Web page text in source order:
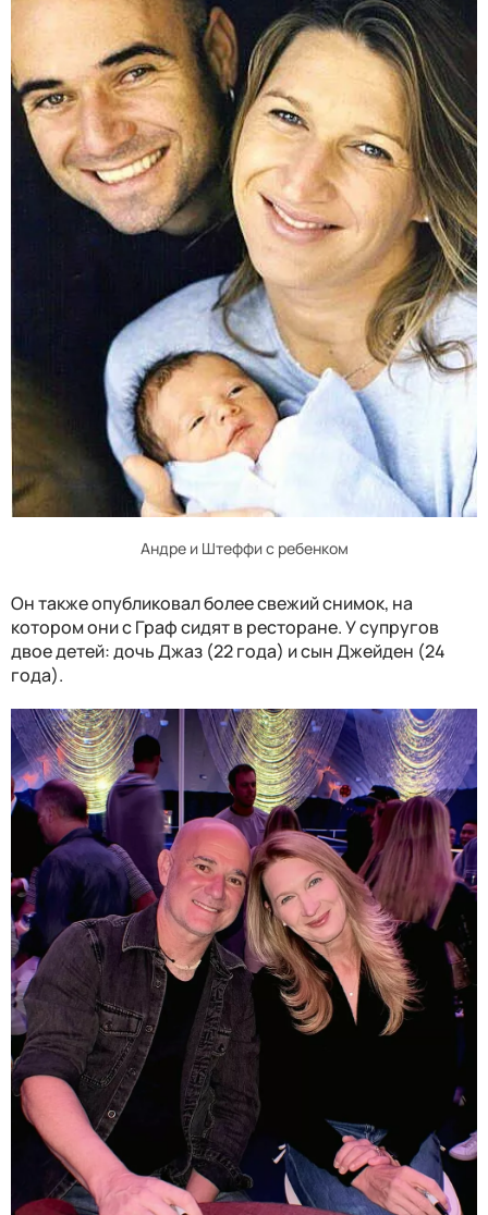
Андре и Штеффи с ребенком
Он также опубликовал более свежий снимок, на
котором они с Граф сидят в ресторане. У супругов
двое детей: дочь Джаз (22 года) и сын Джейден (24
года).